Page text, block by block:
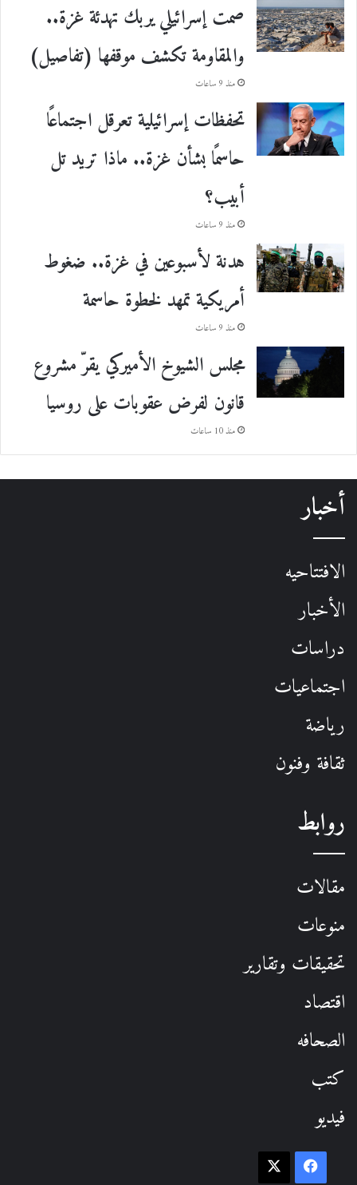
صمت إسرائيلي يربك تهدئة غزة..
والمقاومة تكشف موقفها (تفاصيل)
منذ 9 ساعات
تحفظات إسرائيلية تعرقل اجتماعًا
حاسمًا بشأن غزة.. ماذا تريد تل
أبيب؟
منذ 9 ساعات
هدنة لأسبوعين في غزة.. ضغوط
أمريكية تمهد لخطوة حاسمة
منذ 9 ساعات
مجلس الشيوخ الأميركي يقرّ مشروع
قانون لفرض عقوبات على روسيا
منذ 10 ساعات
أخبار
الافتتاحيه
الأخبار
دراسات
اجتماعيات
رياضة
ثقافة وفنون
روابط
مقالات
منوعات
تحقيقات وتقارير
اقتصاد
الصحافه
كتب
فيديو
فيسبوك